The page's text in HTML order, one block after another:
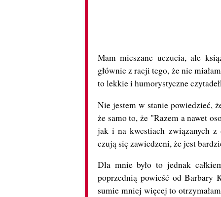
Mam mieszane uczucia, ale
głównie z racji tego, że nie
to lekkie i humorystyczne
Nie jestem w stanie powiedzieć,
że samo to, że "Razem a nawet
jak i na kwestiach związanych z
czują się zawiedzeni, że jest
Dla mnie było to jednak
poprzednią powieść od Barbary
sumie mniej więcej to